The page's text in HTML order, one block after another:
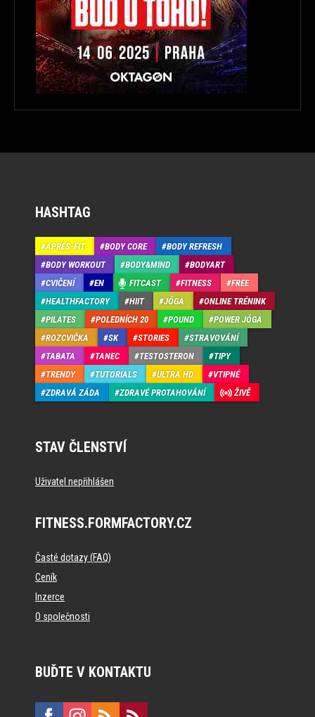
HASHTAG
APRÉS-FIT BODY CORE
BODY REFRESH
BODY WORKOUT
BODY&MIND
BODYART
CVIČENÍ
EN FITCAST FITNESS
FREE
HEALTHFACTORY
HIIT JÓGA
ONLINE TRÉNINK
PILATES
POLEDNÍCH 20 POUND
POWER JÓGA
ROZCVIČKA
SK STORIES
STRAVOVÁNÍ
TABATA
TANEC TESTOSTERON
TIPY
TRENDY
TUTORIALS ULTRA HD
VTIPNÉ
ZDRAVÁ ZÁDA
ZDRAVÉ PROTAHOVÁNÍ ŽIVĚ
STAV ČLENSTVÍ
Uživatel nepřihlášen
FITNESS.FORMFACTORY.CZ
Časté dotazy (FAQ)
Ceník
Inzerce
O společnosti
BUĎTE V KONTAKTU